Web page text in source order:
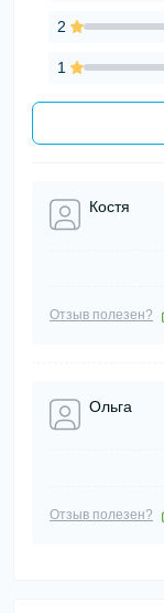
2
1
Костя
Отзыв полезен?
Ольга
Отзыв полезен?